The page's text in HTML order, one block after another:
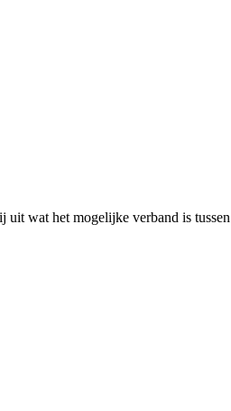
wat het mogelijke verband is